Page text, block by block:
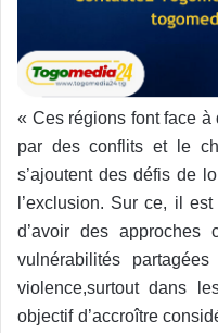
« Ces régions font face
par des conflits et le
s’ajoutent des défis de
l’exclusion. Sur ce, il
d’avoir des approches
vulnérabilités
violence,surtout dans
objectif d’accroître